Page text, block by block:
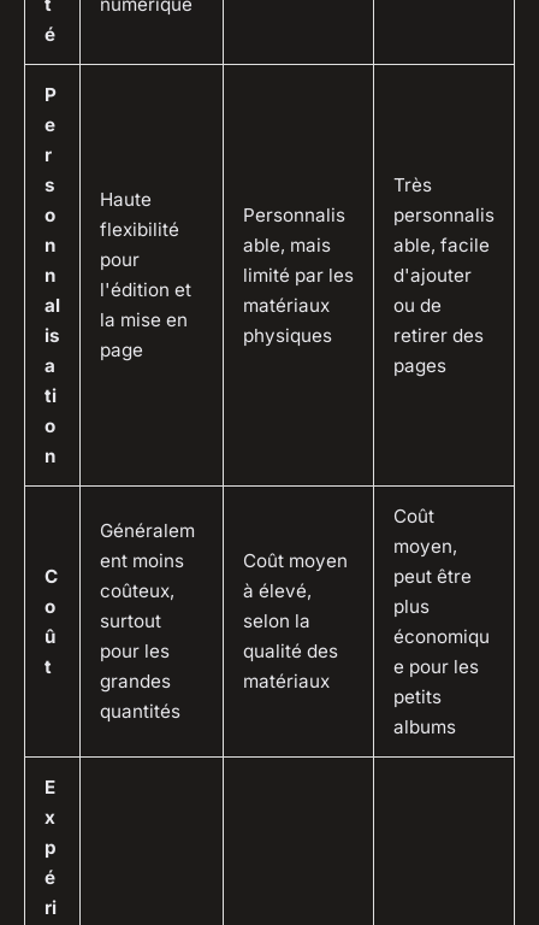
é
P
e
r
s
o
n
n
al
is
a
ti
o
n
Haute
flexibilité
pour
l'édition et
la mise en
page
Personnalis
able, mais
limité par les
matériaux
physiques
Très
personnalis
able, facile
d'ajouter
ou de
retirer des
pages
C
o
û
t
Généralem
ent moins
coûteux,
surtout
pour les
grandes
quantités
Coût moyen
à élevé,
selon la
qualité des
matériaux
Coût
moyen,
peut être
plus
économiqu
e pour les
petits
albums
E
x
p
é
ri